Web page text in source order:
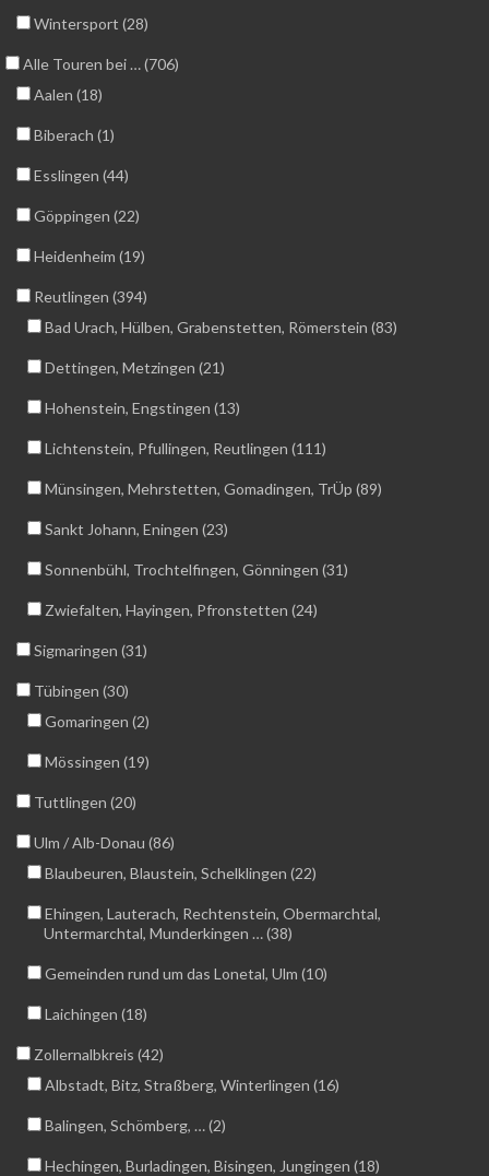
Wintersport (28)
Alle Touren bei … (706)
Aalen (18)
Biberach (1)
Esslingen (44)
Göppingen (22)
Heidenheim (19)
Reutlingen (394)
Bad Urach, Hülben, Grabenstetten, Römerstein (83)
Dettingen, Metzingen (21)
Hohenstein, Engstingen (13)
Lichtenstein, Pfullingen, Reutlingen (111)
Münsingen, Mehrstetten, Gomadingen, TrÜp (89)
Sankt Johann, Eningen (23)
Sonnenbühl, Trochtelfingen, Gönningen (31)
Zwiefalten, Hayingen, Pfronstetten (24)
Sigmaringen (31)
Tübingen (30)
Gomaringen (2)
Mössingen (19)
Tuttlingen (20)
Ulm / Alb-Donau (86)
Blaubeuren, Blaustein, Schelklingen (22)
Ehingen, Lauterach, Rechtenstein, Obermarchtal,
Untermarchtal, Munderkingen … (38)
Gemeinden rund um das Lonetal, Ulm (10)
Laichingen (18)
Zollernalbkreis (42)
Albstadt, Bitz, Straßberg, Winterlingen (16)
Balingen, Schömberg, … (2)
Hechingen, Burladingen, Bisingen, Jungingen (18)